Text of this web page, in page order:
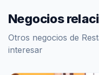
Negocios
Otros negocios de
interesar